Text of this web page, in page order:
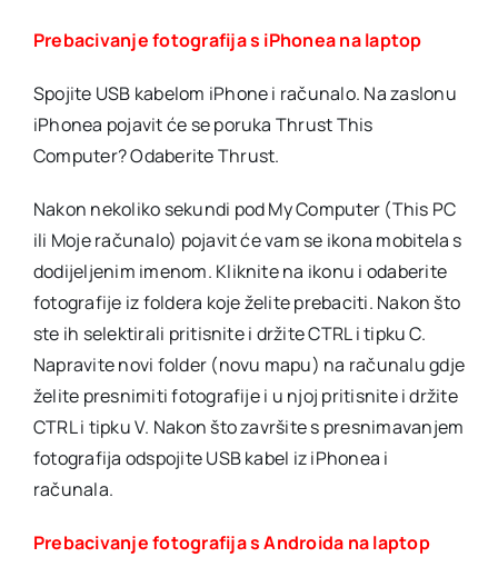
Prebacivanje fotografija s iPhonea na laptop
Spojite USB kabelom iPhone i računalo. Na zaslonu
iPhonea pojavit će se poruka Thrust This
Computer? Odaberite Thrust.
Nakon nekoliko sekundi pod My Computer (This PC
ili Moje računalo) pojavit će vam se ikona mobitela s
dodijeljenim imenom. Kliknite na ikonu i odaberite
fotografije iz foldera koje želite prebaciti. Nakon što
ste ih selektirali pritisnite i držite CTRL i tipku C.
Napravite novi folder (novu mapu) na računalu gdje
želite presnimiti fotografije i u njoj pritisnite i držite
CTRL i tipku V. Nakon što završite s presnimavanjem
fotografija odspojite USB kabel iz iPhonea i
računala.
Prebacivanje fotografija s Androida na laptop